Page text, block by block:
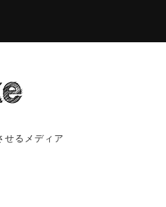
せるメディア